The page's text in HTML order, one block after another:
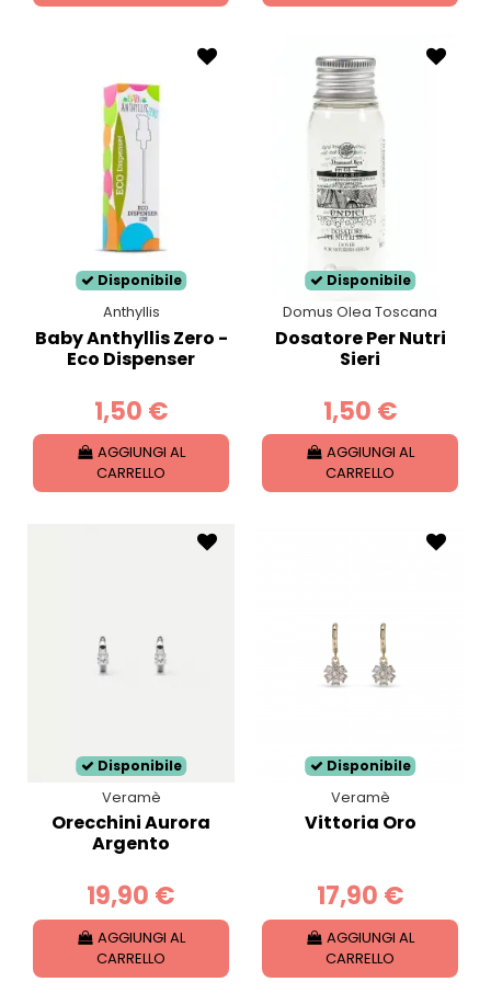
Disponibile
Anthyllis
Baby Anthyllis Zero -
Eco Dispenser
1,50 €
AGGIUNGI AL
CARRELLO
Disponibile
Domus Olea Toscana
Dosatore Per Nutri
Sieri
1,50 €
AGGIUNGI AL
CARRELLO
Disponibile
Veramè
Orecchini Aurora
Argento
19,90 €
AGGIUNGI AL
CARRELLO
Disponibile
Veramè
Vittoria Oro
17,90 €
AGGIUNGI AL
CARRELLO